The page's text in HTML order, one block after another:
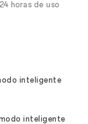
horas de uso
inteligente
inteligente